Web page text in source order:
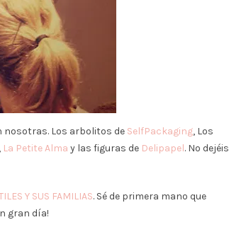
nosotras. Los arbolitos de SelfPackaging, Los
, La Petite Alma y las figuras de Delipapel. No dejéis
Y SUS FAMILIAS. Sé de primera mano que
gran día!